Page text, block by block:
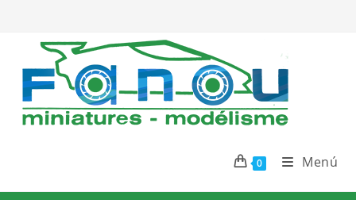
contenido
0 Menú